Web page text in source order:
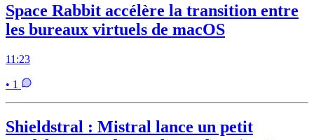
Space Rabbit accélère la transition entre
les bureaux virtuels de macOS
11:23
• 1
Shieldstral : Mistral lance un petit